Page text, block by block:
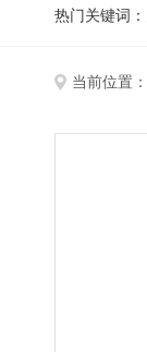
热门关键词：
当前位置：